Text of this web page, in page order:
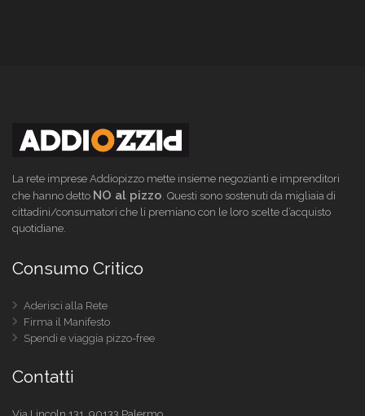
La rete imprese Addiopizzo mette insieme negozianti e imprenditori
che hanno detto NO al pizzo. Questi sono sostenuti da migliaia di
cittadini/consumatori che li premiano con le loro scelte d’acquisto
quotidiane.
Consumo Critico
Aderisci alla Rete
Firma il Manifesto
Spendi e viaggia pizzo-free
Contatti